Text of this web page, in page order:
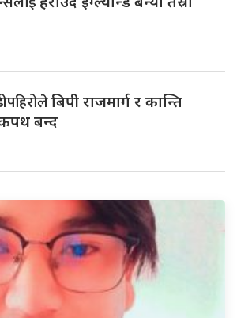
बिपी राजमार्ग र कान्ति
बन्द